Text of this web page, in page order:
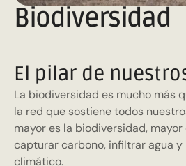
Biodiversidad
El pilar de
La biodiversidad es mucho más
la red que sostiene todos
mayor es la biodiversidad,
capturar carbono, infiltrar agua
climático.